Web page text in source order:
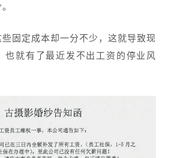
固定成本却一分不少，这就导致现
也就有了最近发不出工资的停业风